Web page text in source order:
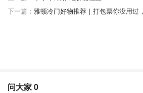
1️⃣将两杯白糖和一杯水倒入锅里煮沸
下一篇： 雅顿冷门好物推荐｜打包票你没用过
问大家0